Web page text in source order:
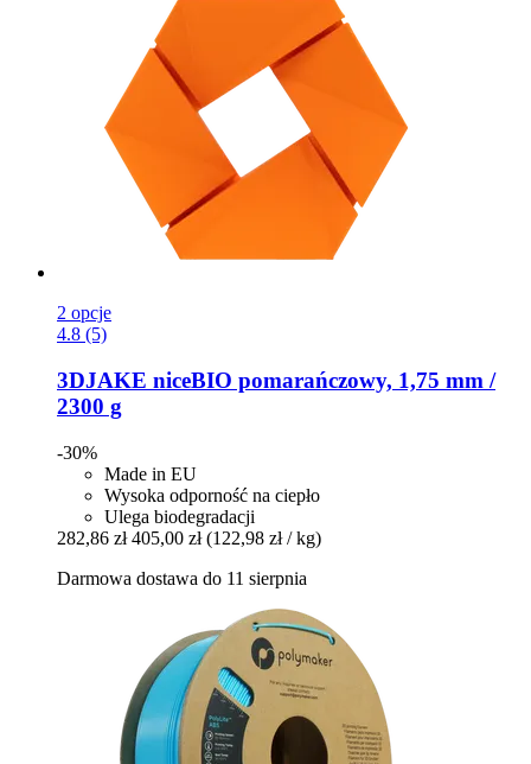
2 opcje
4.8 (5)
3DJAKE niceBIO pomarańczowy, 1,75 mm /
2300 g
-30%
Made in EU
Wysoka odporność na ciepło
Ulega biodegradacji
282,86 zł 405,00 zł (122,98 zł / kg)
Darmowa dostawa do 11 sierpnia